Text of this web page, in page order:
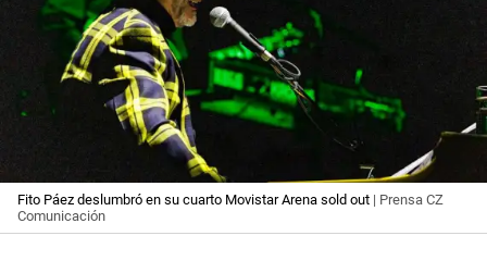
Fito Páez deslumbró en su cuarto Movistar Arena sold out | Prensa CZ
Comunicación